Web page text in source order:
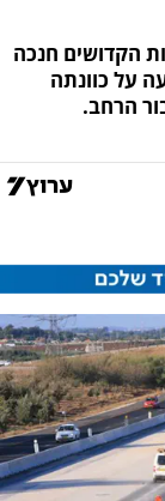
הקדושים חנכה
השני בכביש 6, והודיעה על כוונתה
הרחב.